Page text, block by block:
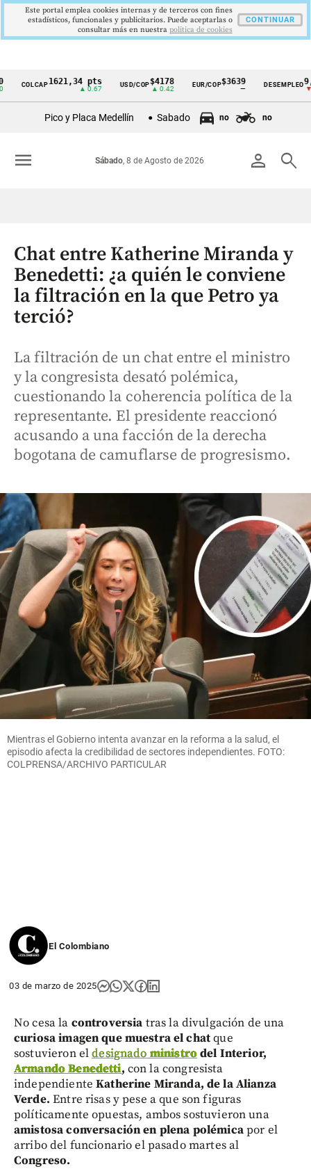
Cintillo
Colombia
1621,34 pts USD/COP$4178
▲ 0.42
EUR/COP$3639
—
DESEMPLEO9,9 %
▼ 0.30
Pico y Placa Medellín Sabado no no
person search
Sábado, 8 de Agosto de 2026
menu
Chat entre Katherine Miranda y
Benedetti: ¿a quién le conviene
la filtración en la que Petro ya
terció?
La filtración de un chat entre el ministro
y la congresista desató polémica,
cuestionando la coherencia política de la
representante. El presidente reaccionó
acusando a una facción de la derecha
bogotana de camuflarse de progresismo.
Mientras el Gobierno intenta avanzar en la reforma a la salud, el
episodio afecta la credibilidad de sectores independientes. FOTO:
COLPRENSA/ARCHIVO PARTICULAR
El Colombiano
03 de marzo de 2025
No cesa la controversia tras la divulgación de una
curiosa imagen que muestra el chatque
sostuvieron eldesignado ministrodel Interior,
Armando Benedetti, con la congresista
independienteKatherine Miranda, de la Alianza
Verde.Entre risas y pese a que son figuras
políticamente opuestas, ambos sostuvieron una
amistosa conversación en plena polémicapor el
arribo del funcionario el pasado martes al
Congreso.
Este portal emplea cookies internas y de terceros con fines
estadísticos, funcionales y publicitarios. Puede aceptarlas o
consultar más en nuestra politica de cookies
CONTINUAR